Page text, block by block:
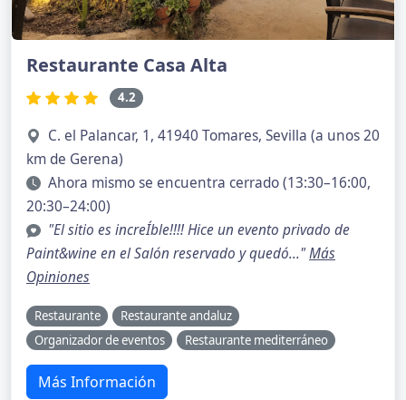
Restaurante Casa Alta
4.2
C. el Palancar, 1, 41940 Tomares, Sevilla (a unos 20
km de Gerena)
Ahora mismo se encuentra cerrado (13:30–16:00,
20:30–24:00)
"El sitio es increÍble!!!! Hice un evento privado de
Paint&wine en el Salón reservado y quedó..."Más
Opiniones
Restaurante
Restaurante andaluz
Organizador de eventos
Restaurante mediterráneo
Más Información